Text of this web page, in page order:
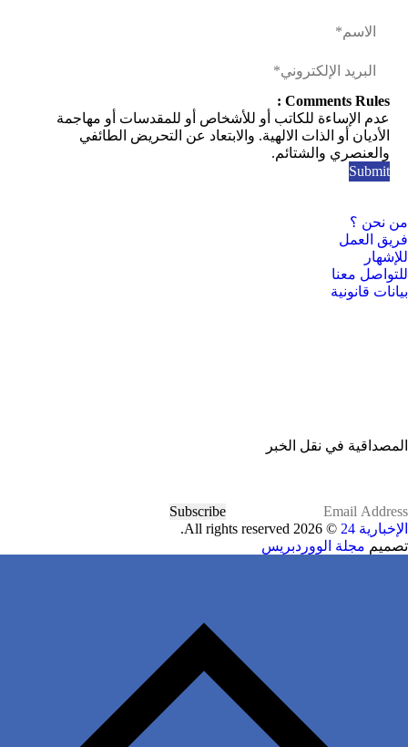
Comments Rules :
عدم الإساءة للكاتب أو للأشخاص أو للمقدسات أو مهاجمة
الأديان أو الذات الالهية. والابتعاد عن التحريض الطائفي
والعنصري والشتائم.
من نحن ؟
فريق العمل
للإشهار
للتواصل معنا
بيانات قانونية
المصداقية في نقل الخبر
Subscribe
الإخبارية 24
© 2026 All rights reserved.
تصميم مجلة الووردبريس